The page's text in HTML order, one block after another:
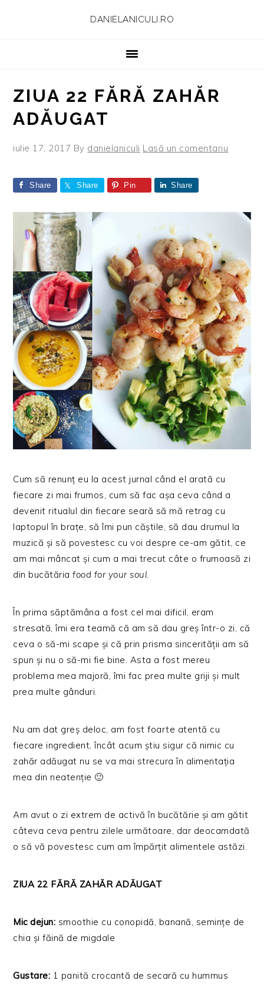
DANIELANICULI.RO
ZIUA 22 FĂRĂ ZAHĂR
ADĂUGAT
iulie 17, 2017 By danielaniculi Lasă un comentariu
Share Share Pin Share
Cum să renunț eu la acest jurnal când el arată cu
fiecare zi mai frumos, cum să fac așa ceva când a
devenit ritualul din fiecare seară să mă retrag cu
laptopul în brațe, să îmi pun căștile, să dau drumul la
muzică și să povestesc cu voi despre ce-am gătit, ce
am mai mâncat și cum a mai trecut câte o frumoasă zi
din bucătăria food for your soul.
În prima săptămâna a fost cel mai dificil, eram
stresată, îmi era teamă că am să dau greș într-o zi, că
ceva o să-mi scape și că prin prisma sincerității am să
spun și nu o să-mi fie bine. Asta a fost mereu
problema mea majoră, îmi fac prea multe griji și mult
prea multe gânduri.
Nu am dat greș deloc, am fost foarte atentă cu
fiecare ingredient, încât acum știu sigur că nimic cu
zahăr adăugat nu se va mai strecura în alimentația
mea din neatenție 🙂
Am avut o zi extrem de activă în bucătărie și am gătit
câteva ceva pentru zilele următoare, dar deocamdată
o să vă povestesc cum am împărțit alimentele astăzi.
ZIUA 22 FĂRĂ ZAHĂR ADĂUGAT
Mic dejun: smoothie cu conopidă, banană, semințe de
chia și făină de migdale
Gustare: 1 panită crocantă de secară cu hummus